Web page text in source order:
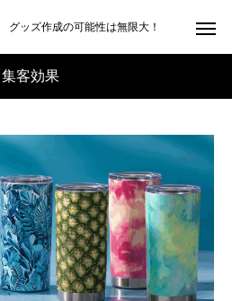
グッズ作成の可能性は無限大！
集客効果